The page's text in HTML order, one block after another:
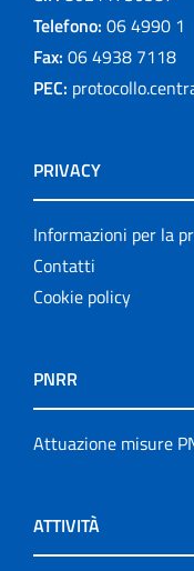
Telefono: 06 4990 1
Fax: 06 4938 7118
PEC:
PRIVACY
Informazioni per la
Contatti
Cookie policy
PNRR
Attuazione misure
ATTIVITÀ